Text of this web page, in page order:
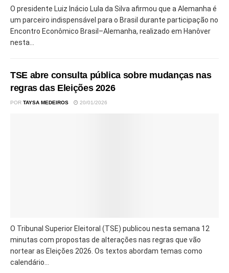
O presidente Luiz Inácio Lula da Silva afirmou que a Alemanha é
um parceiro indispensável para o Brasil durante participação no
Encontro Econômico Brasil–Alemanha, realizado em Hanôver
nesta...
TSE abre consulta pública sobre mudanças nas
regras das Eleições 2026
POR TAYSA MEDEIROS 20/01/2026
O Tribunal Superior Eleitoral (TSE) publicou nesta semana 12
minutas com propostas de alterações nas regras que vão
nortear as Eleições 2026. Os textos abordam temas como
calendário...